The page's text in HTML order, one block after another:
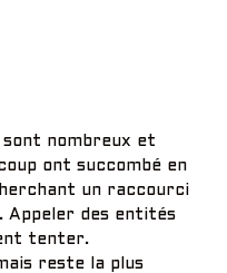
sont nombreux et
ont succombé en
un raccourci
Appeler des entités
tenter.
reste la plus